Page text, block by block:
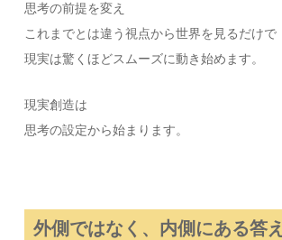
思考の前提を変え
これまでとは違う視点から世界を見るだけで
現実は驚くほどスムーズに動き始めます。
現実創造は
思考の設定から始まります。
外側ではなく、内側にある答え